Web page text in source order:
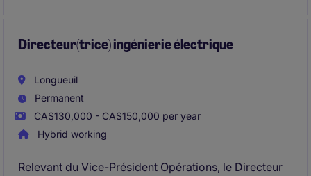
Directeur(trice) ingénierie électrique
Longueuil
Permanent
CA$130,000 - CA$150,000 per year
Hybrid working
Relevant du Vice-Président Opérations, le Directeur